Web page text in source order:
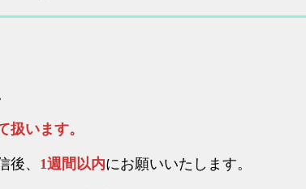
います。
、 1週間以内にお願いいたします。